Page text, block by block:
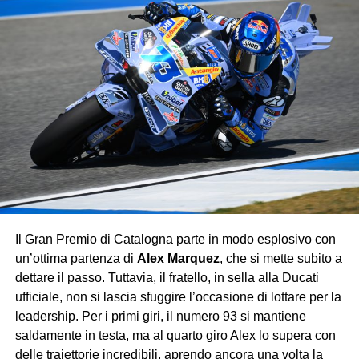
Kimi Antonelli, capace di portare a casa un prezioso
, consolidando la sua crescita in Formula 1
con una gara solida e priva di errori.
La corsa ha invece riservato amarezze perNico
Hülkenberg, fermato da un problema tecnico prima
ancora del via, e perFernando Alonso, costretto al ritiro
a metà gara per un guasto che ha interrotto il weekend
dell’Aston Martin.
Con questo successo, Verstappen consolida
ulteriormente la sua leadership iridata, lasciando poche
speranze agli avversari: la Red Bull continua a viaggiare
su un altro pianeta, mentre Ferrari e McLaren si
contendono soltanto le briciole di un dominio che sembra
destinato a durare.
Il Gran Premio di Catalogna parte in modo esplosivo con
un’ottima partenza di Alex Marquez, che si mette subito a
dettare il passo. Tuttavia, il fratello, in sella alla Ducati
ufficiale, non si lascia sfuggire l’occasione di lottare per la
leadership. Per i primi giri, il numero 93 si mantiene
saldamente in testa, ma al quarto giro Alex lo supera con
delle traiettorie incredibili, aprendo ancora una volta la